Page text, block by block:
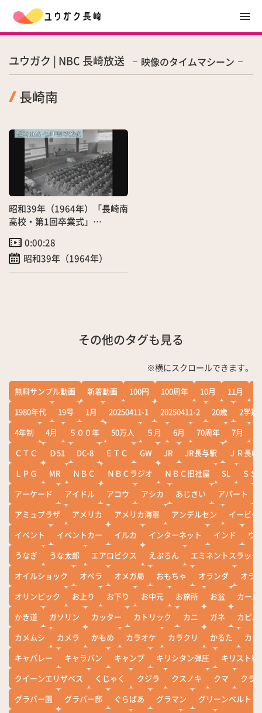
ユウガク | NBC 長崎放送 映像のタイムマシーン
長崎南
昭和39年（1964年）「長崎南
高校・第1回卒業式」
0:00:28
昭和39年（1964年）
その他のタグも見る
※横にスクロールできます。
無料サンプル動画 新着動画 100円 100周年 10月 11月
1980年代
19号 1月 20250411-1 20250411-2 20歳
2学期
4年制
4月 ５００年 50万人 ５月 6月 70周年 7月
ＣＴＣ
Ｄ51 DC-8 ＥＴＣ GW JR JR長与駅
ＪＲ長崎
ＬＰＧ
MR ＮＢＣ ＮＢＣラジオ ＮＢＣ旧社屋 SL
ＳＳ
アーケード
アイドル アコウ アシカ あじさい アパート
アミュプラザ
アメリカ アメリカ海軍 アンデルセン
イービー
イベント
イベントカー イルカ インターネット インド
ウ
うなぎ
うな太郎 エアロビクス えぷろん
エミネントスラック
オイルショック
オペラ オメガ局 おもちゃ オランダ
オラ
オリンピック
お上り お下り お中元 お旅所 お盆
カー
かき道
ガソリン カッター カトリック カニ ガネ
カピバ
カメムシ
カメラ かもめ カラオケ カラクリ かるた
カレ
キャバレー
キャラバン キャンプ キリシタン弾圧
キリスト教
クイーンエリザベス
くじゃく クジラ クスノキ クマ
クラ
グラバー園
グラバー邸 ぐらばあ グラマン
グリーンベルト